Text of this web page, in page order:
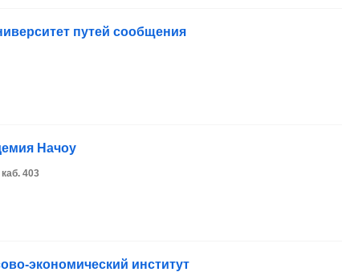
путей сообщения
Начоу
403
экономический институт